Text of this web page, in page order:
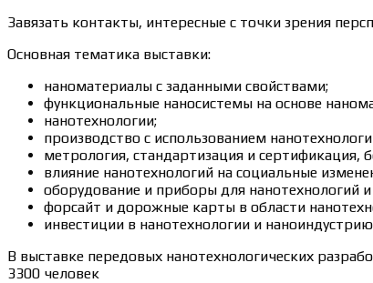
Завязать контакты, интересные с точки зрения
Основная тематика выставки:
наноматериалы с заданными свойствами;
функциональные наносистемы на основе
нанотехнологии;
производство с использованием
метрология, стандартизация и сертификация,
влияние нанотехнологий на социальные
оборудование и приборы для нанотехнологий
форсайт и дорожные карты в области
инвестиции в нанотехнологии и
В выставке передовых нанотехнологических
3300 человек